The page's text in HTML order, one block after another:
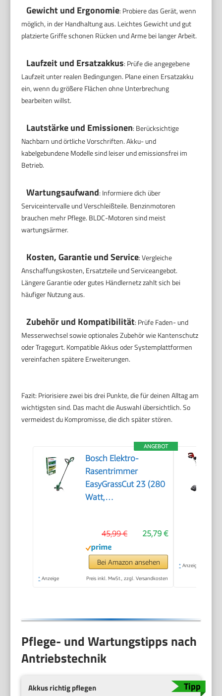
Gewicht und Ergonomie: Probiere das Gerät, wenn
möglich, in der Handhaltung aus. Leichtes Gewicht und gut
platzierte Griffe schonen Rücken und Arme bei langer Arbeit.
Laufzeit und Ersatzakkus: Prüfe die angegebene
Laufzeit unter realen Bedingungen. Plane einen Ersatzakku
ein, wenn du größere Flächen ohne Unterbrechung
bearbeiten willst.
Lautstärke und Emissionen: Berücksichtige
Nachbarn und örtliche Vorschriften. Akku- und
kabelgebundene Modelle sind leiser und emissionsfrei im
Betrieb.
Wartungsaufwand: Informiere dich über
Serviceintervalle und Verschleißteile. Benzinmotoren
brauchen mehr Pflege. BLDC-Motoren sind meist
wartungsärmer.
Kosten, Garantie und Service: Vergleiche
Anschaffungskosten, Ersatzteile und Serviceangebot.
Längere Garantie oder gutes Händlernetz zahlt sich bei
häufiger Nutzung aus.
Zubehör und Kompatibilität: Prüfe Faden- und
Messerwechsel sowie optionales Zubehör wie Kantenschutz
oder Tragegurt. Kompatible Akkus oder Systemplattformen
vereinfachen spätere Erweiterungen.
Fazit: Priorisiere zwei bis drei Punkte, die für deinen Alltag am
wichtigsten sind. Das macht die Auswahl übersichtlich. So
vermeidest du Kompromisse, die dich später stören.
ANGEBOT
Bosch Elektro-
Rasentrimmer
EasyGrassCut 23 (280
Watt,
Kartonverpackung)25,79 €
45,99 €
Bei Amazon ansehen
* Anzeige Preis inkl. MwSt., zzgl. Versandkosten
* Anzeige
Pflege- und Wartungstipps nach
Antriebstechnik
Akkus richtig pflegen